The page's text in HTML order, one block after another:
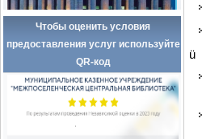
Чтобы оценить условия
предоставления услуг используйте
QR-код
ü